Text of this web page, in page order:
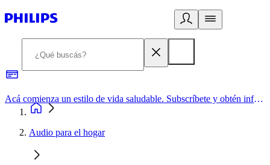
Acá comienza un estilo de vida saludable. Subscríbete y obtén información de primera mano
Audio para el hogar